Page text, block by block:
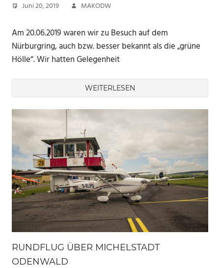
Juni 20, 2019 MAKODW
Am 20.06.2019 waren wir zu Besuch auf dem
Nürburgring, auch bzw. besser bekannt als die „grüne
Hölle“. Wir hatten Gelegenheit
WEITERLESEN
RUNDFLUG ÜBER MICHELSTADT
ODENWALD